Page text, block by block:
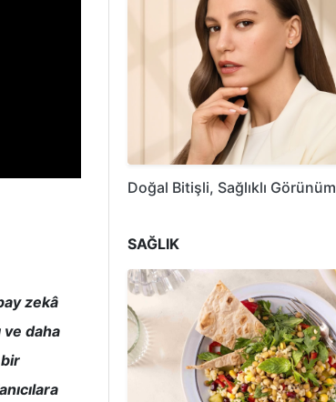
zekâ
ve daha
Doğal Bitişli, Sağlıklı Görünüm
SAĞLIK